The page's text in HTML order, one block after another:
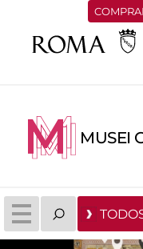
MUSEI